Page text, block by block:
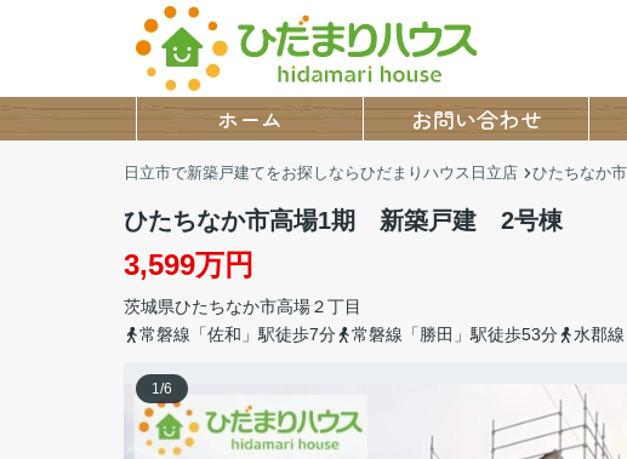
ホーム お問い合わせ
日立市で新築戸建てをお探しならひだまりハウス日立店 ひたちなか
ひたちなか市高場1期 新築戸建 2号棟
3,599万円
茨城県ひたちなか市高場２丁目
常磐線「佐和」駅徒歩7分
常磐線「勝田」駅徒歩53分 水郡
1/6